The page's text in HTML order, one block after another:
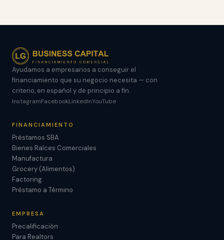
Ayudamos a empresarios a conseguir el
financiamiento que su negocio necesita — con
criterio, en español y de principio a fin.
InstagramFacebookLinkedInYouTube
FINANCIAMIENTO
Préstamos SBA
Bienes Raíces Comerciales
Manufactura
Grocery (Alimentos)
Factoring
Préstamo a Término
EMPRESA
Precalificación
Para Realtors